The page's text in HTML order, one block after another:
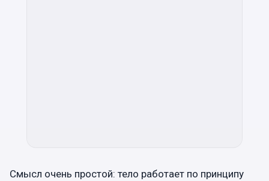
Смысл очень простой: тело работает по принципу